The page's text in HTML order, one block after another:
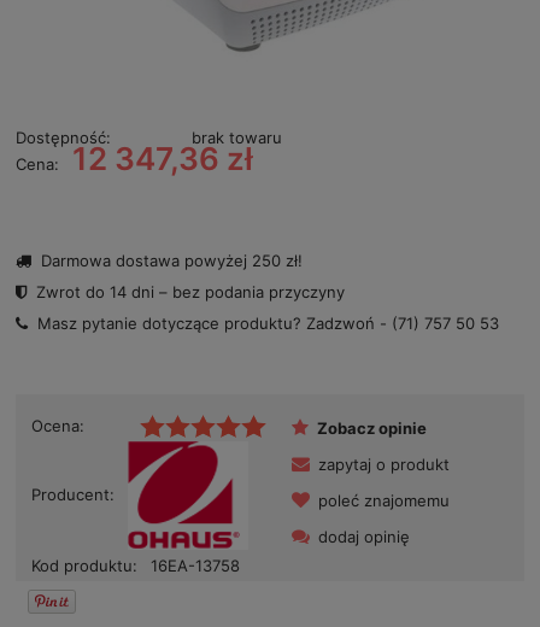
Dostępność:
brak towaru
Cena:
12 347,36 zł
Darmowa dostawa powyżej 250 zł!
Zwrot do 14 dni – bez podania przyczyny
Masz pytanie dotyczące produktu? Zadzwoń - (71) 757 50 53
Ocena:
Producent:
Kod produktu: 16EA-13758
Zobacz opinie
zapytaj o produkt
poleć znajomemu
dodaj opinię